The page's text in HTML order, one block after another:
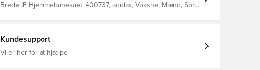
Brede IF Hjemmebanesaet, 400737, adidas, Voksne, Mænd, Sort,
Kundesupport
Vi er her for at hjælpe